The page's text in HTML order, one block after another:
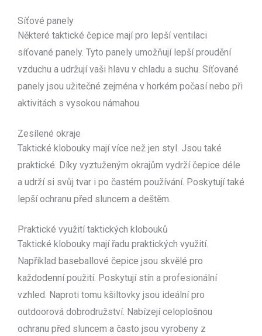
Síťové panely
Některé taktické čepice mají pro lepší ventilaci
síťované panely. Tyto panely umožňují lepší proudění
vzduchu a udržují vaši hlavu v chladu a suchu. Síťované
panely jsou užitečné zejména v horkém počasí nebo při
aktivitách s vysokou námahou.
Zesílené okraje
Taktické klobouky mají více než jen styl. Jsou také
praktické. Díky vyztuženým okrajům vydrží čepice déle
a udrží si svůj tvar i po častém používání. Poskytují také
lepší ochranu před sluncem a deštěm.
Praktické využití taktických klobouků
Taktické klobouky mají řadu praktických využití.
Například baseballové čepice jsou skvělé pro
každodenní použití. Poskytují stín a profesionální
vzhled. Naproti tomu kšiltovky jsou ideální pro
outdoorová dobrodružství. Nabízejí celoplošnou
ochranu před sluncem a často jsou vyrobeny z